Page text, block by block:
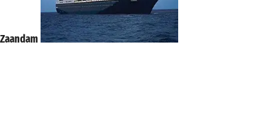
Zaandam